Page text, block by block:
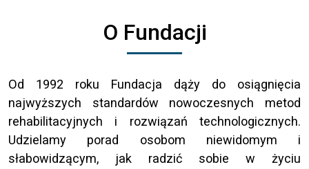
O Fundacji
Od 1992 roku Fundacja dąży do osiągnięcia
najwyższych standardów nowoczesnych metod
rehabilitacyjnych i rozwiązań technologicznych.
Udzielamy porad osobom niewidomym i
słabowidzącym, jak radzić sobie w życiu